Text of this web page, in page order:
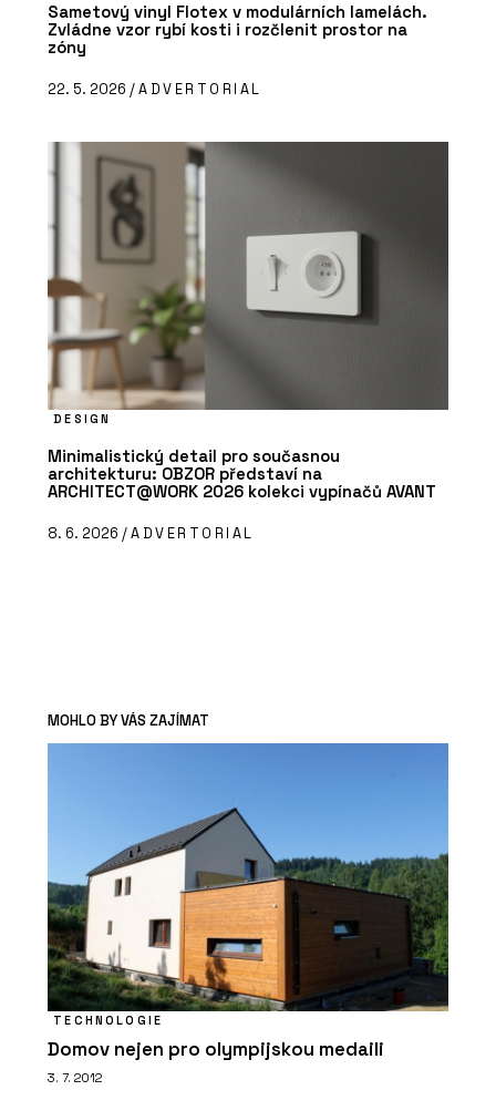
Sametový vinyl Flotex v modulárních lamelách.
Zvládne vzor rybí kosti i rozčlenit prostor na
zóny
22. 5. 2026 /ADVERTORIAL
DESIGN
Minimalistický detail pro současnou
architekturu: OBZOR představí na
ARCHITECT@WORK 2026 kolekci vypínačů AVANT
8. 6. 2026 /ADVERTORIAL
MOHLO BY VÁS ZAJÍMAT
TECHNOLOGIE
Domov nejen pro olympijskou medaili
3. 7. 2012